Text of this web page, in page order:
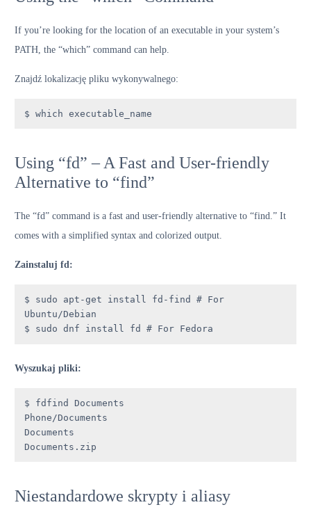
If you’re looking for the location of an executable in your system’s
PATH, the “which” command can help.
Znajdź lokalizację pliku wykonywalnego:
$ which executable_name
Using “fd” – A Fast and User-friendly
Alternative to “find”
The “fd” command is a fast and user-friendly alternative to “find.” It
comes with a simplified syntax and colorized output.
Zainstaluj fd:
$ sudo apt-get install fd-find # For
Ubuntu/Debian
$ sudo dnf install fd # For Fedora
Wyszukaj pliki:
$ fdfind Documents
Phone/Documents
Documents
Documents.zip
Niestandardowe skrypty i aliasy